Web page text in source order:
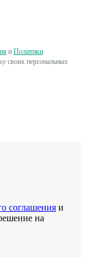
и Политики
своих персональных
соглашения и
на